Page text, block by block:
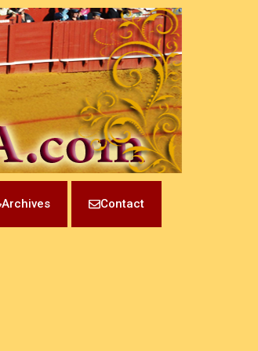
Archives Contact